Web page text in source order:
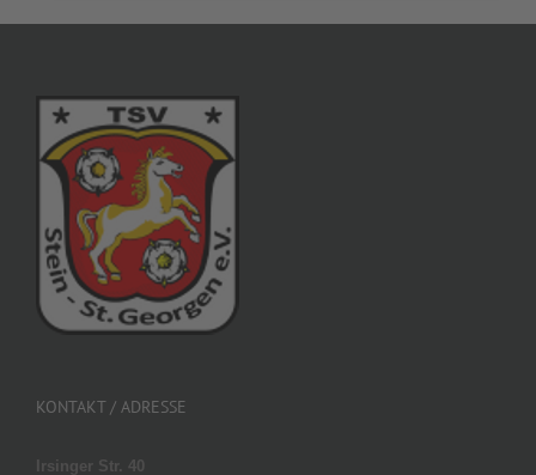
KONTAKT / ADRESSE
Irsinger Str. 40